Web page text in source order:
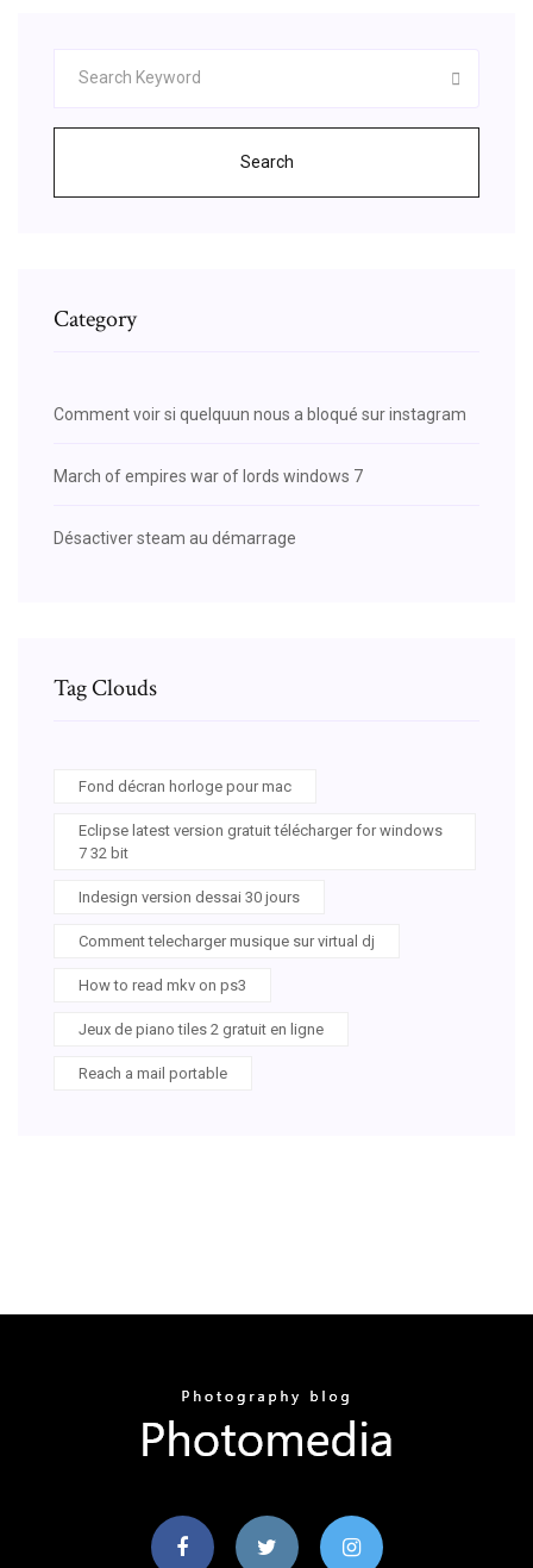
Search
Category
Comment voir si quelquun nous a bloqué sur instagram
March of empires war of lords windows 7
Désactiver steam au démarrage
Tag Clouds
Fond décran horloge pour mac
Eclipse latest version gratuit télécharger for windows
7 32 bit
Indesign version dessai 30 jours
Comment telecharger musique sur virtual dj
How to read mkv on ps3
Jeux de piano tiles 2 gratuit en ligne
Reach a mail portable